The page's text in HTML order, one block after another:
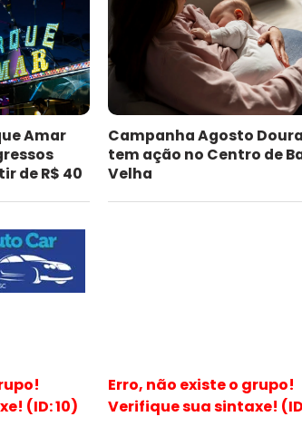
Amar
de R$ 40
Campanha Agosto
tem ação no Centro de
Velha
(ID: 10)
Erro, não existe o grupo!
Verifique sua sintaxe!